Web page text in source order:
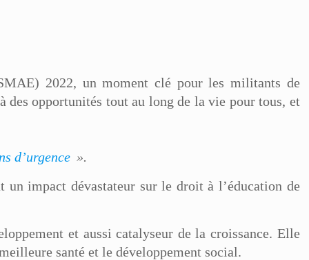
2022, un moment clé pour les militants de
opportunités tout au long de la vie pour tous, et
d’urgence ».
impact dévastateur sur le droit à l’éducation de
et aussi catalyseur de la croissance. Elle
santé et le développement social.